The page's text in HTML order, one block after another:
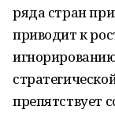
ряда стран
приводит к
препятствует